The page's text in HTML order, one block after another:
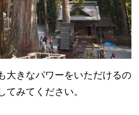
大きなパワーをいただけるの
てみてください。